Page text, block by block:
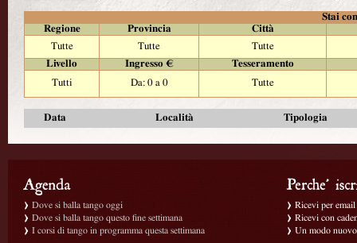
Stai
Regione
Provincia
Città
Tutte
Tutte
Tutte
Livello
Ingresso €
Tesseramento
Tutti
Da: 0 a 0 Tutte
Data Località Tipologia
Dove si balla tango oggi
Dove si balla tango questo fine settimana
I corsi di tango in programma questa settimana
Ricevi per
Ricevi con
Un modo